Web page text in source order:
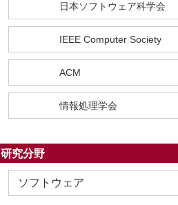
日本ソフトウェア科学会
IEEE Computer Society
ACM
情報処理学会
研究分野
ソフトウェア